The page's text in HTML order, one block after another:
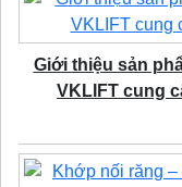
Giới thiệu sản
VKLIFT cung